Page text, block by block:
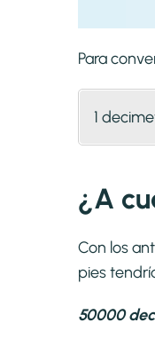
Para
1
¿A
Con los
pies
50000